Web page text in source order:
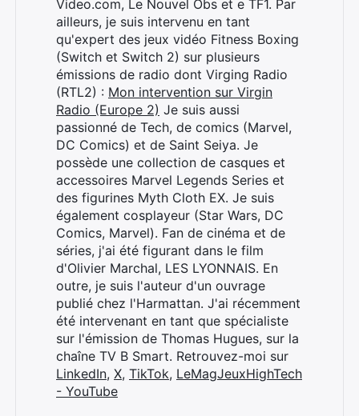
Video.com, Le Nouvel Obs et e TF1. Par
ailleurs, je suis intervenu en tant
qu'expert des jeux vidéo Fitness Boxing
(Switch et Switch 2) sur plusieurs
émissions de radio dont Virging Radio
(RTL2) : Mon intervention sur Virgin
Radio (Europe 2) Je suis aussi
passionné de Tech, de comics (Marvel,
DC Comics) et de Saint Seiya. Je
possède une collection de casques et
accessoires Marvel Legends Series et
des figurines Myth Cloth EX. Je suis
également cosplayeur (Star Wars, DC
Comics, Marvel). Fan de cinéma et de
séries, j'ai été figurant dans le film
d'Olivier Marchal, LES LYONNAIS. En
outre, je suis l'auteur d'un ouvrage
publié chez l'Harmattan. J'ai récemment
été intervenant en tant que spécialiste
sur l'émission de Thomas Hugues, sur la
chaîne TV B Smart. Retrouvez-moi sur
LinkedIn, X, TikTok, LeMagJeuxHighTech
- YouTube
Rechercher
: